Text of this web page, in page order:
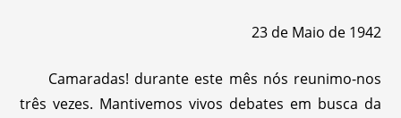
23 de Maio de 1942
Camaradas! durante este mês nós reunimo-nos
três vezes. Mantivemos vivos debates em busca da